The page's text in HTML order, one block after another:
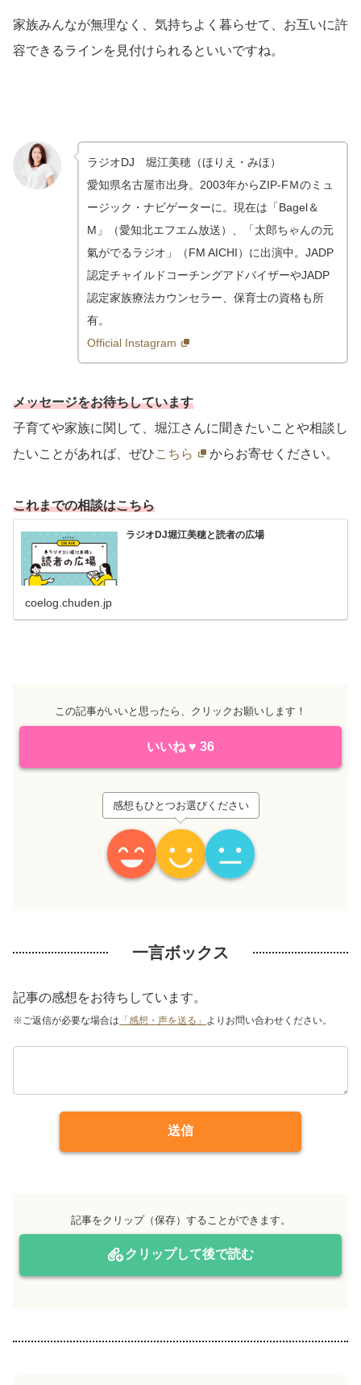
家族みんなが無理なく、気持ちよく暮らせて、お互いに許
容できるラインを見付けられるといいですね。
ラジオDJ 堀江美穂（ほりえ・みほ）
愛知県名古屋市出身。2003年からZIP-FＭのミュ
ージック・ナビゲーターに。現在は「Bagel＆
M」（愛知北エフエム放送）、「太郎ちゃんの元
氣がでるラジオ」（FM AICHI）に出演中。JADP
認定チャイルドコーチングアドバイザーやJADP
認定家族療法カウンセラー、保育士の資格も所
有。
Official Instagram
メッセージをお待ちしています
子育てや家族に関して、堀江さんに聞きたいことや相談し
たいことがあれば、ぜひこちら からお寄せください。
これまでの相談はこちら
ラジオDJ堀江美穂と読者の広場
coelog.chuden.jp
この記事がいいと思ったら、クリックお願いします！
いいね ♥ 36
感想もひとつお選びください
一言ボックス
記事の感想をお待ちしています。
※ご返信が必要な場合は 「感想・声を送る」 よりお問い合わせください。
送信
記事をクリップ（保存）することができます。
クリップして後で読む